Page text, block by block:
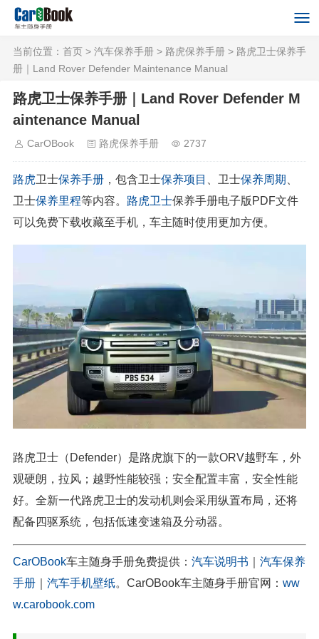
当前位置： 首页 > 汽车保养手册 > 路虎保养手册 > 路虎卫士保养手
册｜Land Rover Defender Maintenance Manual
路虎卫士保养手册｜Land Rover Defender M
aintenance Manual
CarOBook 路虎保养手册 2737
路虎卫士保养手册 ，包含卫士保养项目 、卫士保养周期
卫士保养里程等内容。 路虎卫士保养手册电子版PDF文件
可以免费下载收藏至手机，车主随时使用更加方便。
路虎卫士（Defender）是路虎旗下的一款ORV越野车，外
观硬朗，拉风；越野性能较强；安全配置丰富，安全性能
好。全新一代路虎卫士的发动机则会采用纵置布局，还将
配备四驱系统，包括低速变速箱及分动器。
CarOBook车主随身手册免费提供： 汽车说明书
汽车保养
手册
汽车手机壁纸。CarOBook车主随身手册官网： ww
w.carobook.com